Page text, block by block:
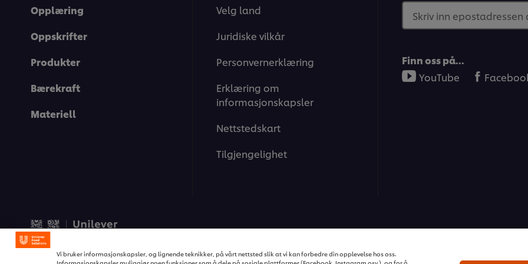
Opplæring
Oppskrifter
Produkter
Bærekraft
Materiell
Velg land
Juridiske vilkår
Personvernerklæring
Erklæring om
informasjonskapsler
Nettstedskart
Tilgjengelighet
Skriv inn epostadressen
Finn oss på…
YouTube
Vi bruker informasjonskapsler, og lignende teknikker, på vårt nettsted slik at vi kan forbedre din opplevelse hos oss.
Informasjonskapsler muliggjør noen funksjoner som å dele på sosiale plattformer (Facebook, Instagram osv.), og for å